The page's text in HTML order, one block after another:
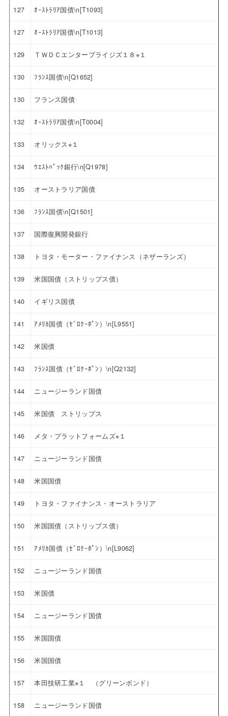
127 ｵｰｽﾄﾗﾘｱ国債\n[T1093]
127 ｵｰｽﾄﾗﾘｱ国債\n[T1013]
129 ＴＷＤＣエンタープライジズ１８※１
130 ﾌﾗﾝｽ国債\n[Q1652]
130 フランス国債
132 ｵｰｽﾄﾗﾘｱ国債\n[T0004]
133 オリックス※１
134 ｳｴｽﾄﾊﾟｯｸ銀行\n[Q1978]
135 オーストラリア国債
136 ﾌﾗﾝｽ国債\n[Q1501]
137 国際復興開発銀行
138 トヨタ・モーター・ファイナンス（ネザーランズ）
139 米国国債（ストリップス債）
140 イギリス国債
141 ｱﾒﾘｶ国債（ｾﾞﾛｸｰﾎﾟﾝ）\n[L9551]
142 米国債
143 ﾌﾗﾝｽ国債（ｾﾞﾛｸｰﾎﾟﾝ）\n[Q2132]
144 ニュージーランド国債
145 米国債 ストリップス
146 メタ・プラットフォームズ※１
147 ニュージーランド国債
148 米国国債
149 トヨタ・ファイナンス・オーストラリア
150 米国国債（ストリップス債）
151 ｱﾒﾘｶ国債（ｾﾞﾛｸｰﾎﾟﾝ）\n[L9062]
152 ニュージーランド国債
153 米国債
154 ニュージーランド国債
155 米国国債
156 米国国債
157 本田技研工業※１ （グリーンボンド）
158 ニュージーランド国債